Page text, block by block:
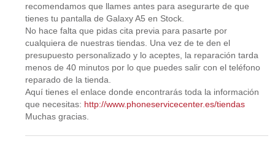
recomendamos que llames antes para asegurarte de que
tienes tu pantalla de Galaxy A5 en Stock.
No hace falta que pidas cita previa para pasarte por
cualquiera de nuestras tiendas. Una vez de te den el
presupuesto personalizado y lo aceptes, la reparación tarda
menos de 40 minutos por lo que puedes salir con el teléfono
reparado de la tienda.
Aquí tienes el enlace donde encontrarás toda la información
que necesitas: http://www.phoneservicecenter.es/tiendas
Muchas gracias.